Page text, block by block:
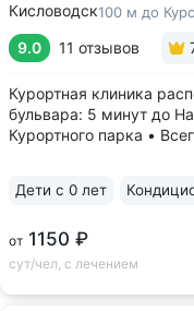
Кисловодск100 м до
9.0 11 отзывов
Курортная клиника
бульвара: 5 минут до
Курортного парка •
медицинских наук:...
от 1150 ₽
сут/чел, с лечением
Дети с 0 лет